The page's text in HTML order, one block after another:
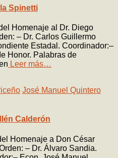
Spinetti
Homenaje al Dr. Diego
– Dr. Carlos Guillermo
Estadal. Coordinador:–
Honor. Palabras de
Leer más…
José Manuel Quintero
Calderón
Homenaje a Don César
– Dr. Álvaro Sandia.